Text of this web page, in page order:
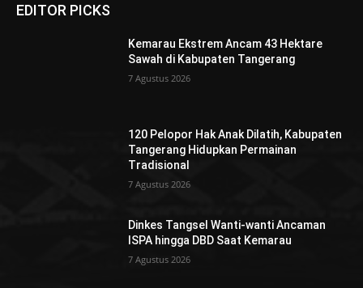
EDITOR PICKS
Kemarau Ekstrem Ancam 43 Hektare
Sawah di Kabupaten Tangerang
7 Agustus 2026
120 Pelopor Hak Anak Dilatih, Kabupaten
Tangerang Hidupkan Permainan
Tradisional
7 Agustus 2026
Dinkes Tangsel Wanti-wanti Ancaman
ISPA hingga DBD Saat Kemarau
7 Agustus 2026